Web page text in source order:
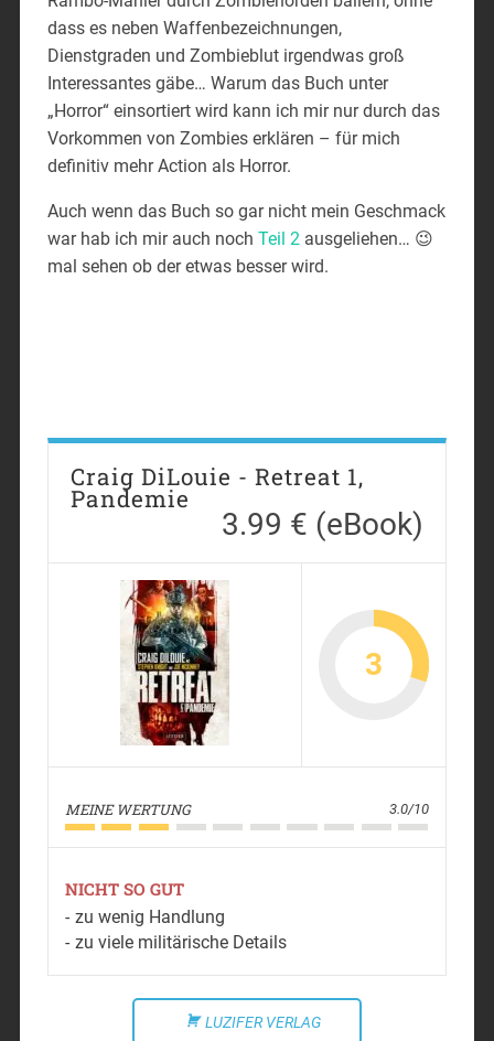
dass es neben Waffenbezeichnungen,
Dienstgraden und Zombieblut irgendwas groß
Interessantes gäbe… Warum das Buch unter
„Horror“ einsortiert wird kann ich mir nur durch das
Vorkommen von Zombies erklären – für mich
definitiv mehr Action als Horror.
Auch wenn das Buch so gar nicht mein Geschmack
war hab ich mir auch noch Teil 2ausgeliehen… 😉
mal sehen ob der etwas besser wird.
Craig DiLouie - Retreat 1,
Pandemie
3.99 € (eBook)
3
MEINE WERTUNG 3.0/10
NICHT SO GUT
zu wenig Handlung
zu viele militärische Details
LUZIFER VERLAG